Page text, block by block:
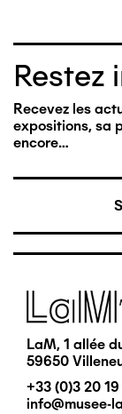
Restez
Recevez les
expositions, sa
encore…
Image
LaM, 1 allée
59650
+33 (0)3 20
info@musee-